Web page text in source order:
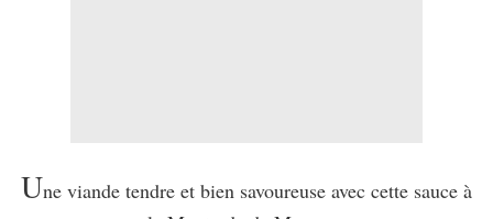
Une viande tendre et bien savoureuse avec cette sauce à